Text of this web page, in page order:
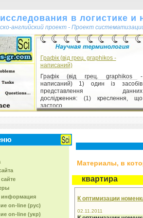
в логистике и
английский проект - Проект
Графік (від грец. graphikos -
написаний)
Графік (від грец. graphikos -
написаний) 1) один із засобів
представлення данних
дослідження: (1) креслення, що
застосо...
Функционирование системы 1)
реализация (выполнение) системой
своих функций (в частности, целей),
всегда связанная с час...
информация
on-line (рус)
on-line (укр)
Материалы, в
квартира
К оптимизации
02.11.2011